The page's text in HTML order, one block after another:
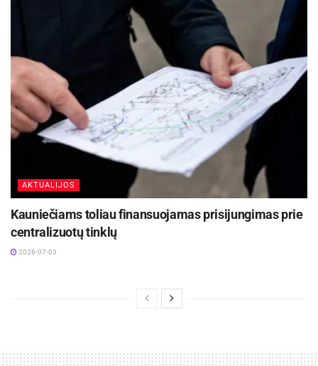
AKTUALIJOS
Kauniečiams toliau finansuojamas prisijungimas prie
centralizuotų tinklų
2026-07-03